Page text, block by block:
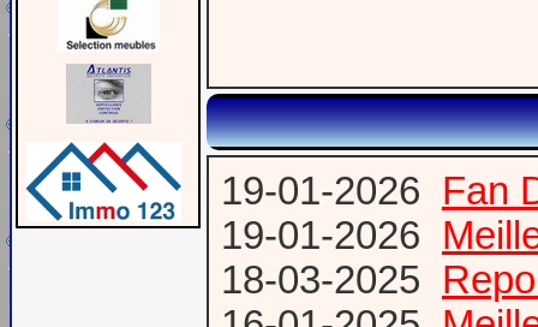
19-01-2026 Fan
19-01-2026
18-03-2025